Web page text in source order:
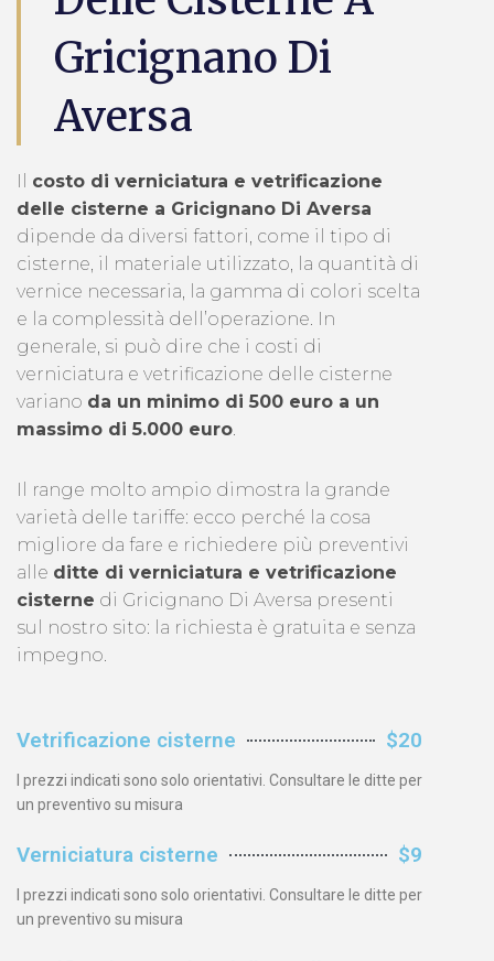
Gricignano Di
Aversa
costo di verniciatura e vetrificazione
delle cisterne a Gricignano Di Aversa
dipende da diversi fattori, come il tipo di
cisterne, il materiale utilizzato, la quantità di
vernice necessaria, la gamma di colori scelta
e la complessità dell’operazione. In
generale, si può dire che i costi di
verniciatura e vetrificazione delle cisterne
variano da un minimo di 500 euro a un
massimo di 5.000 euro.
Il range molto ampio dimostra la grande
varietà delle tariffe: ecco perché la cosa
migliore da fare e richiedere più preventivi
alle ditte di verniciatura e vetrificazione
cisterne di Gricignano Di Aversa presenti
sul nostro sito: la richiesta è gratuita e senza
impegno.
Vetrificazione cisterne $20
I prezzi indicati sono solo orientativi. Consultare le ditte per
un preventivo su misura
Verniciatura cisterne $9
I prezzi indicati sono solo orientativi. Consultare le ditte per
un preventivo su misura